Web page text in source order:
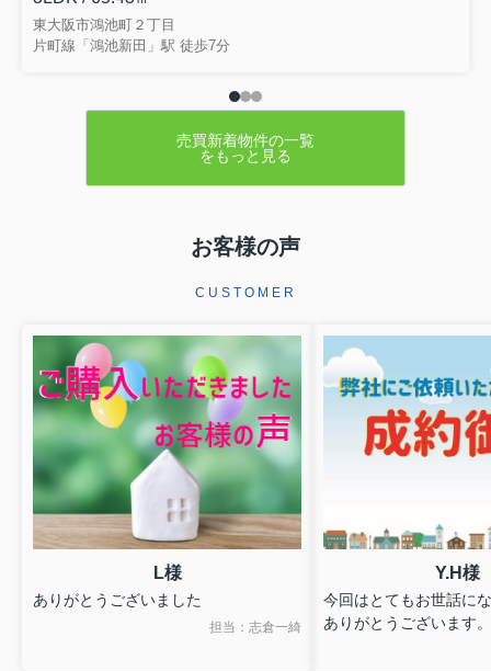
足いただけるよう引きつづきしっ...
東大阪市鴻池町２丁目
片町線「鴻池新田」駅 徒歩7分
売買新着物件の一覧
をもっと見る
お客様の声
CUSTOMER
L様
ありがとうございました
担当：志倉一綺
Y.H様
今回はとてもお世話に
ありがとうございます。